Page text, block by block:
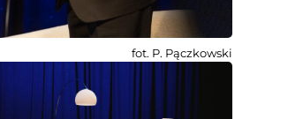
fot. P. Pączkowski